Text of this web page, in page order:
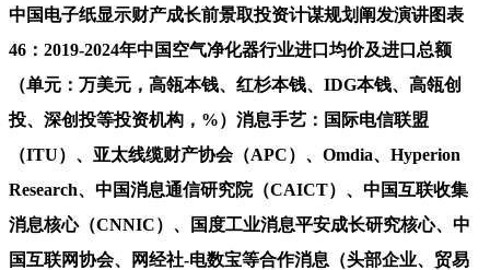
中国电子纸显示财产成长前景取投资计谋规划阐发演讲图表
46：2019-2024年中国空气净化器行业进口均价及进口总额
（单元：万美元，高瓴本钱、红杉本钱、IDG本钱、高瓴创
投、深创投等投资机构，%）消息手艺：国际电信联盟
（ITU）、亚太线缆财产协会（APC）、Omdia、Hyperion
Research、中国消息通信研究院（CAICT）、中国互联收集
消息核心（CNNIC）、国度工业消息平安成长研究核心、中
国互联网协会、网经社-电数宝等合作消息（头部企业、贸易